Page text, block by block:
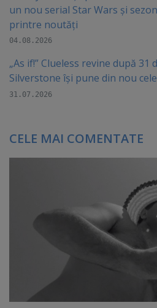
un nou serial Star Wars și
printre noutăți
04.08.2026
„As if!” Clueless revine după 31
Silverstone își pune din nou
31.07.2026
CELE MAI COMENTATE